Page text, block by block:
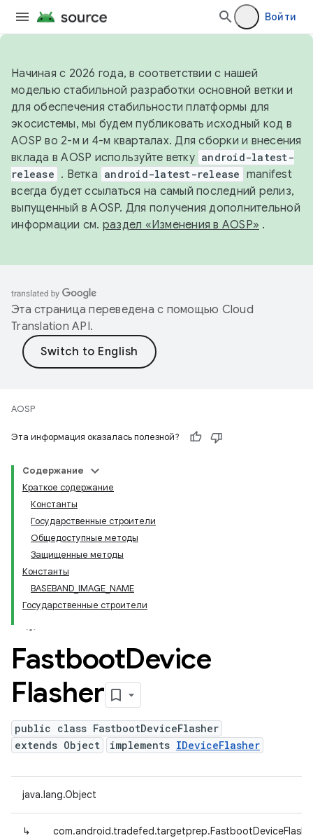
Войти
Начиная с 2026 года, в соответствии с нашей
моделью стабильной разработки основной ветки и
для обеспечения стабильности платформы для
экосистемы, мы будем публиковать исходный код в
AOSP во 2-м и 4-м кварталах. Для сборки и внесения
вклада в AOSP используйте ветку android-latest-
release . Ветка android-latest-release manifest
всегда будет ссылаться на самый последний релиз,
выпущенный в AOSP. Для получения дополнительной
информации см. раздел «Изменения в AOSP» .
Эта страница переведена с помощью Cloud
Translation API.
AOSP
Эта информация оказалась полезной?
Содержание
Краткое содержание
Константы
Государственные строители
Общедоступные методы
Защищенные методы
Константы
BASEBAND_IMAGE_NAME
Государственные строители
FastbootDevice
Flasher
public class FastbootDeviceFlasher
extends Object
implements IDeviceFlasher
java.lang.Object
↳